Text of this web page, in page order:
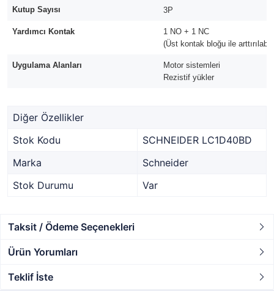
Kutup Sayısı 3P
Yardımcı Kontak
1 NO + 1 NC
(Üst kontak bloğu ile
Uygulama Alanları
Motor sistemleri
Rezistif yükler
Diğer Özellikler
Stok Kodu
SCHNEIDER LC1D40BD
Marka
Schneider
Stok Durumu
Var
Taksit / Ödeme Seçenekleri
Ürün Yorumları
Teklif İste